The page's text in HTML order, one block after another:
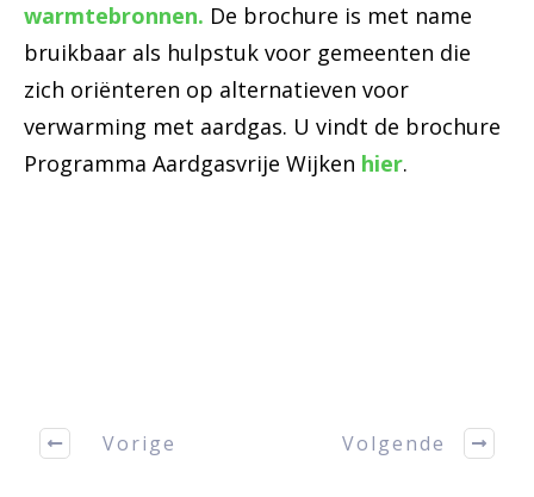
warmtebronnen. De brochure is met name
bruikbaar als hulpstuk voor gemeenten die
zich oriënteren op alternatieven voor
verwarming met aardgas. U vindt de brochure
Programma Aardgasvrije Wijken hier.
Vorige Volgende